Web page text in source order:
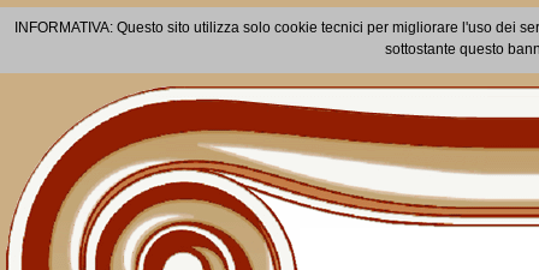
INFORMATIVA: Questo sito utilizza solo cookie tecnici per migliorare l'uso dei
sottostante questo